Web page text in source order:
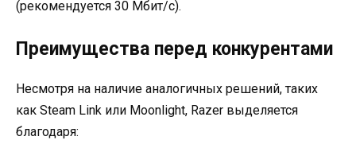
(рекомендуется 30 Мбит/с).
Преимущества перед конкурентами
Несмотря на наличие аналогичных решений, таких
как Steam Link или Moonlight, Razer выделяется
благодаря: